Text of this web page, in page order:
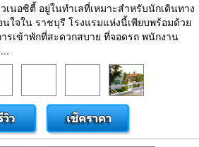
นอซิตี้ อยู่ในทำเลที่เหมาะสำหรับนักเดินทาง
ใจใน ราชบุรี โรงแรมแห่งนี้เพียบพร้อมด้วย
รเข้าพักที่สะดวกสบาย ที่จอดรถ พนักงาน